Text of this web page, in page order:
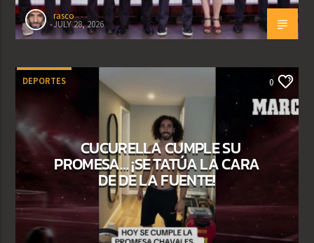
rasco
JULY 28, 2026
DEPORTES 0
CUCURELLA CUMPLE SU
PROMESA… ¡SE TATÚA LA CARA
DE DE LA FUENTE!